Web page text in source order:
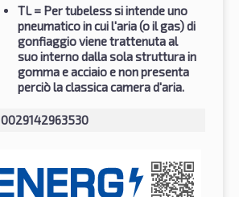
TL= Per tubeless si intende uno
pneumatico in cui l'aria (o il gas) di
gonfiaggio viene trattenuta al
suo interno dalla sola struttura in
gomma e acciaio e non presenta
perciò la classica camera d'aria.
0029142963530